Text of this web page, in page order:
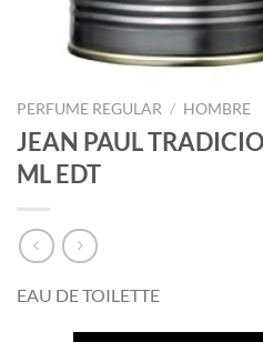
PERFUME REGULAR / HOMBRE
JEAN PAUL
ML EDT
EAU DE TOILETTE